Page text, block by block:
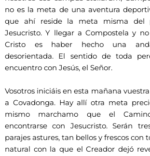
no es la meta de una aventura
que ahí reside la meta misma del
Jesucristo. Y llegar a Compostela y
Cristo es haber hecho una
desorientada. El sentido de toda
encuentro con Jesús, el Señor.
Vosotros iniciáis en esta mañana
a Covadonga. Hay allí otra meta
mismo marchamo que el
encontrarse con Jesucristo. Serán
parajes astures, tan bellos y frescos con
natural con la que el Creador dejó